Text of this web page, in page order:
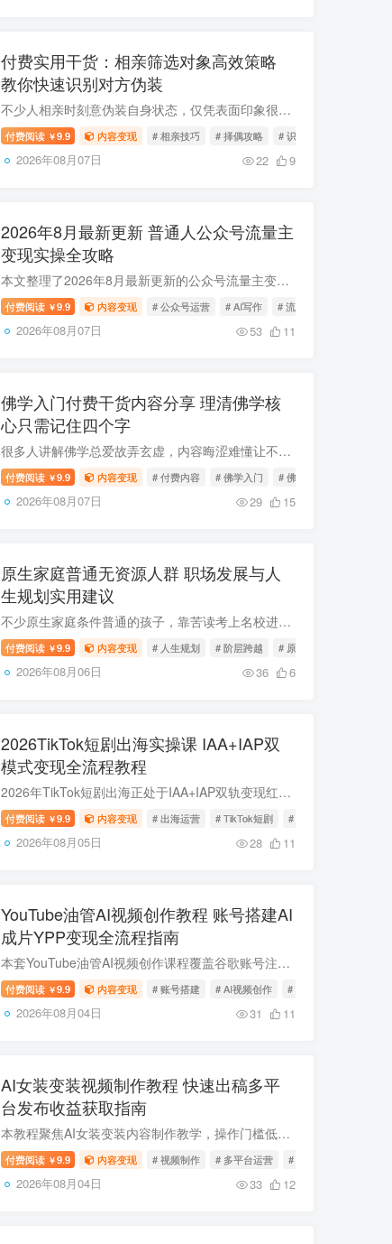
付费实用干货：相亲筛选对象高效策略
教你快速识别对方伪装
不少人相亲时刻意伪装自身状态，仅凭表面印象很难筛选到合适的伴侣。本文将相亲比作双向尽职调查，帮你厘清择偶核心逻辑，还会教你从朋友圈等细节识别对方真实状态，避开无效相亲，高效筛选出理...
付费阅读 ￥9.9 内容变现 # 相亲技巧 # 择偶攻略 # 识人方法
2026年08月07日 22 9
2026年8月最新更新 普通人公众号流量主
变现实操全攻略
本文整理了2026年8月最新更新的公众号流量主变现实操攻略，覆盖从账号注册、起号方法、赛道选择、AI写作降重、爆文打造、流量池运营到多领域变现的全环节，配套视频、文字资料齐全，零基础新手...
付费阅读 ￥9.9 内容变现 # 公众号运营 # AI写作 # 流量主
2026年08月07日 53 11
佛学入门付费干货内容分享 理清佛学核
心只需记住四个字
很多人讲解佛学总爱故弄玄虚，内容晦涩难懂让不少入门学习者望而却步。本次分享的付费佛学内容摒弃玄学化表述，从概念定义、逻辑合理性两大维度拆解佛学认知框架，帮读者快速掌握读懂佛学的核心...
付费阅读 ￥9.9 内容变现 # 付费内容 # 佛学入门 # 佛学干货
2026年08月07日 29 15
原生家庭普通无资源人群 职场发展与人
生规划实用建议
不少原生家庭条件普通的孩子，靠苦读考上名校进入城市，却因缺乏家学传承、人脉资源，不懂社会运行规则，在职场屡屡碰壁、走很多弯路，甚至难以突破阶层瓶颈。本文针对无家庭资源助力的普通人，...
付费阅读 ￥9.9 内容变现 # 人生规划 # 阶层跨越 # 原生家庭
2026年08月06日 36 6
2026TikTok短剧出海实操课 IAA+IAP双
模式变现全流程教程
2026年TikTok短剧出海正处于IAA+IAP双轨变现红利期，平台针对AI原创短剧给予多重补贴与分账权益，是低门槛高回报的跨境热门赛道。本套实战课覆盖账号搭建、平台规则、双模式变现拆解、合规避坑...
付费阅读 ￥9.9 内容变现 # 出海运营 # TikTok短剧 # IAA变现
2026年08月05日 28 11
YouTube油管AI视频创作教程 账号搭建AI
成片YPP变现全流程指南
本套YouTube油管AI视频创作课程覆盖谷歌账号注册、频道搭建、AI成片、流量破局、YPP变现全流程实操内容。课程详解AI工具批量生片、视频去重、人物一致性控制、爆款内容打造方法，附带多类YPP申...
付费阅读 ￥9.9 内容变现 # 账号搭建 # AI视频创作 # 视频去重
2026年08月04日 31 11
AI女装变装视频制作教程 快速出稿多平
台发布收益获取指南
本教程聚焦AI女装变装内容制作教学，操作门槛低无需复杂专业基础，最快几分钟即可产出完整作品，成品可分发至多平台获取视频创作收益，也可结合服饰类目开展带货业务。需注意变现效果因人而异，...
付费阅读 ￥9.9 内容变现 # 视频制作 # 多平台运营 # 快速出稿
2026年08月04日 33 12